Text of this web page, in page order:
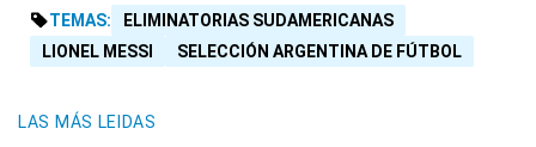
TEMAS:
ELIMINATORIAS SUDAMERICANAS
LIONEL MESSI
SELECCIÓN ARGENTINA DE FÚTBOL
LAS MÁS LEIDAS